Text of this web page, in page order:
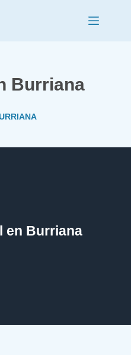
Burriana
en Burriana